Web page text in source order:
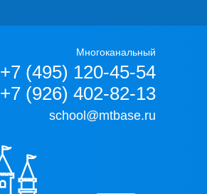
Многоканальный
+7 (495) 120-45-54
+7 (926) 402-82-13
school@mtbase.ru